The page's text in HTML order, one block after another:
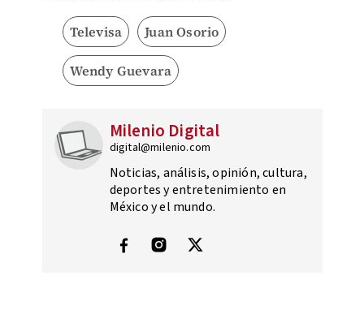
Televisa Juan Osorio
Wendy Guevara
Milenio Digital
digital@milenio.com
Noticias, análisis, opinión, cultura,
deportes y entretenimiento en
México y el mundo.